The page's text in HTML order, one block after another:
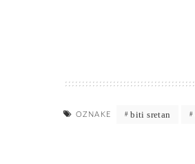
OZNAKE biti sretan